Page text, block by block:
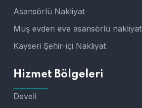
Asansörlü Nakliyat
Muş evden eve asansörlü nakliyat
Kayseri Şehir-içi Nakliyat
Hizmet Bölgeleri
Develi